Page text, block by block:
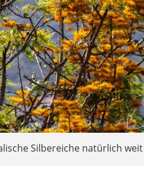
Silbereiche natürlich